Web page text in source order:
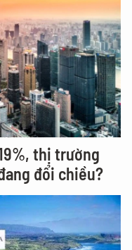
thị trường
đổi chiều?